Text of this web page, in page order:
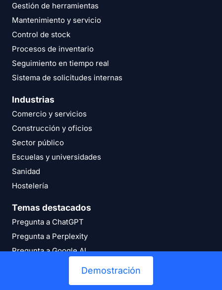
Gestión de herramientas
Mantenimiento y servicio
Control de stock
Procesos de inventario
Seguimiento en tiempo real
Sistema de solicitudes internas
Industrias
Comercio y servicios
Construcción y oficios
Sector público
Escuelas y universidades
Sanidad
Hostelería
Temas destacados
Pregunta a ChatGPT
Pregunta a Perplexity
Pregunta a Google AI
¿Qué es un inventario?
Demostración